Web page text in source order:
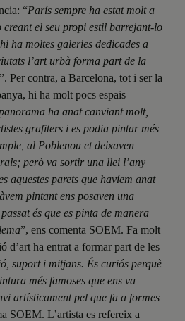
“París sempre ha estat molt a
el seu propi estil barrejant-lo
ha moltes galeries dedicades a
l’art urbà forma part de la
”. Per contra, a Barcelona, tot i ser la
hi ha molt pocs espais
ha anat canviant molt,
grafiters i es podia pintar més
al Poblenou et deixaven
però va sortir una llei l’any
aquestes parets que havíem anat
pintant ens posaven una
és que es pinta de manera
”, ens comenta SOEM. Fa molt
d’art ha entrat a formar part de les
suport i mitjans. És curiós perquè
més famoses que ens va
artísticament pel que fa a formes
SOEM. L’artista es refereix a